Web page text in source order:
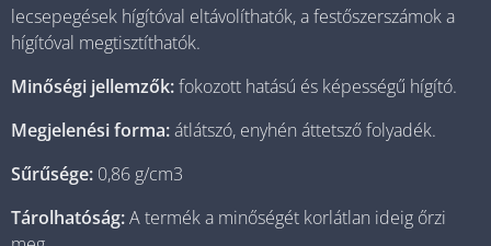
lecsepegések hígítóval eltávolíthatók, a festőszerszámok a
hígítóval megtisztíthatók.
Minőségi jellemzők:fokozott hatású és képességű hígító.
Megjelenési forma:átlátszó, enyhén áttetsző folyadék.
Sűrűsége: 0,86 g/cm3
Tárolhatóság:A termék a minőségét korlátlan ideig őrzi